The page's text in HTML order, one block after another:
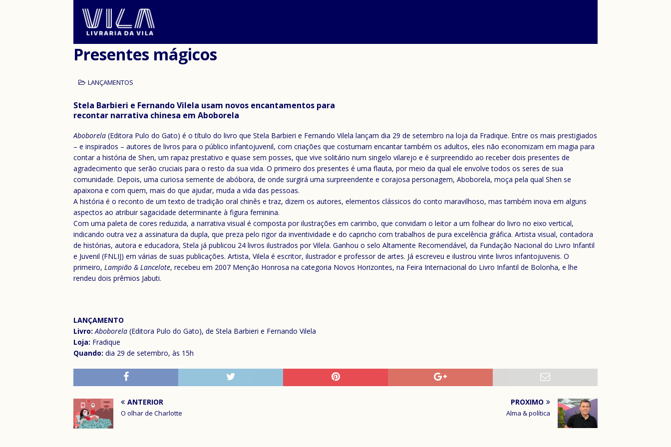
Presentes mágicos
LANÇAMENTOS
Stela Barbieri e Fernando Vilela usam novos encantamentos para
recontar narrativa chinesa em Aboborela
Aboborela (Editora Pulo do Gato) é o título do livro que Stela Barbieri e Fernando Vilela lançam dia 29 de setembro na loja da Fradique. Entre os mais prestigiados
– e inspirados – autores de livros para o público infantojuvenil, com criações que costumam encantar também os adultos, eles não economizam em magia para
contar a história de Shen, um rapaz prestativo e quase sem posses, que vive solitário num singelo vilarejo e é surpreendido ao receber dois presentes de
agradecimento que serão cruciais para o resto da sua vida. O primeiro dos presentes é uma flauta, por meio da qual ele envolve todos os seres de sua
comunidade. Depois, uma curiosa semente de abóbora, de onde surgirá uma surpreendente e corajosa personagem, Aboborela, moça pela qual Shen se
apaixona e com quem, mais do que ajudar, muda a vida das pessoas.
A história é o reconto de um texto de tradição oral chinês e traz, dizem os autores, elementos clássicos do conto maravilhoso, mas também inova em alguns
aspectos ao atribuir sagacidade determinante à figura feminina.
Com uma paleta de cores reduzida, a narrativa visual é composta por ilustrações em carimbo, que convidam o leitor a um folhear do livro no eixo vertical,
indicando outra vez a assinatura da dupla, que preza pelo rigor da inventividade e do capricho com trabalhos de pura excelência gráfica. Artista visual, contadora
de histórias, autora e educadora, Stela já publicou 24 livros ilustrados por Vilela. Ganhou o selo Altamente Recomendável, da Fundação Nacional do Livro Infantil
e Juvenil (FNLIJ) em várias de suas publicações. Artista, Vilela é escritor, ilustrador e professor de artes. Já escreveu e ilustrou vinte livros infantojuvenis. O
primeiro, Lampião & Lancelote, recebeu em 2007 Menção Honrosa na categoria Novos Horizontes, na Feira Internacional do Livro Infantil de Bolonha, e lhe
rendeu dois prêmios Jabuti.
LANÇAMENTO
Livro: Aboborela (Editora Pulo do Gato), de Stela Barbieri e Fernando Vilela
Loja: Fradique
Quando: dia 29 de setembro, às 15h
ANTERIOR
O olhar de Charlotte
PRÓXIMO
Alma & política